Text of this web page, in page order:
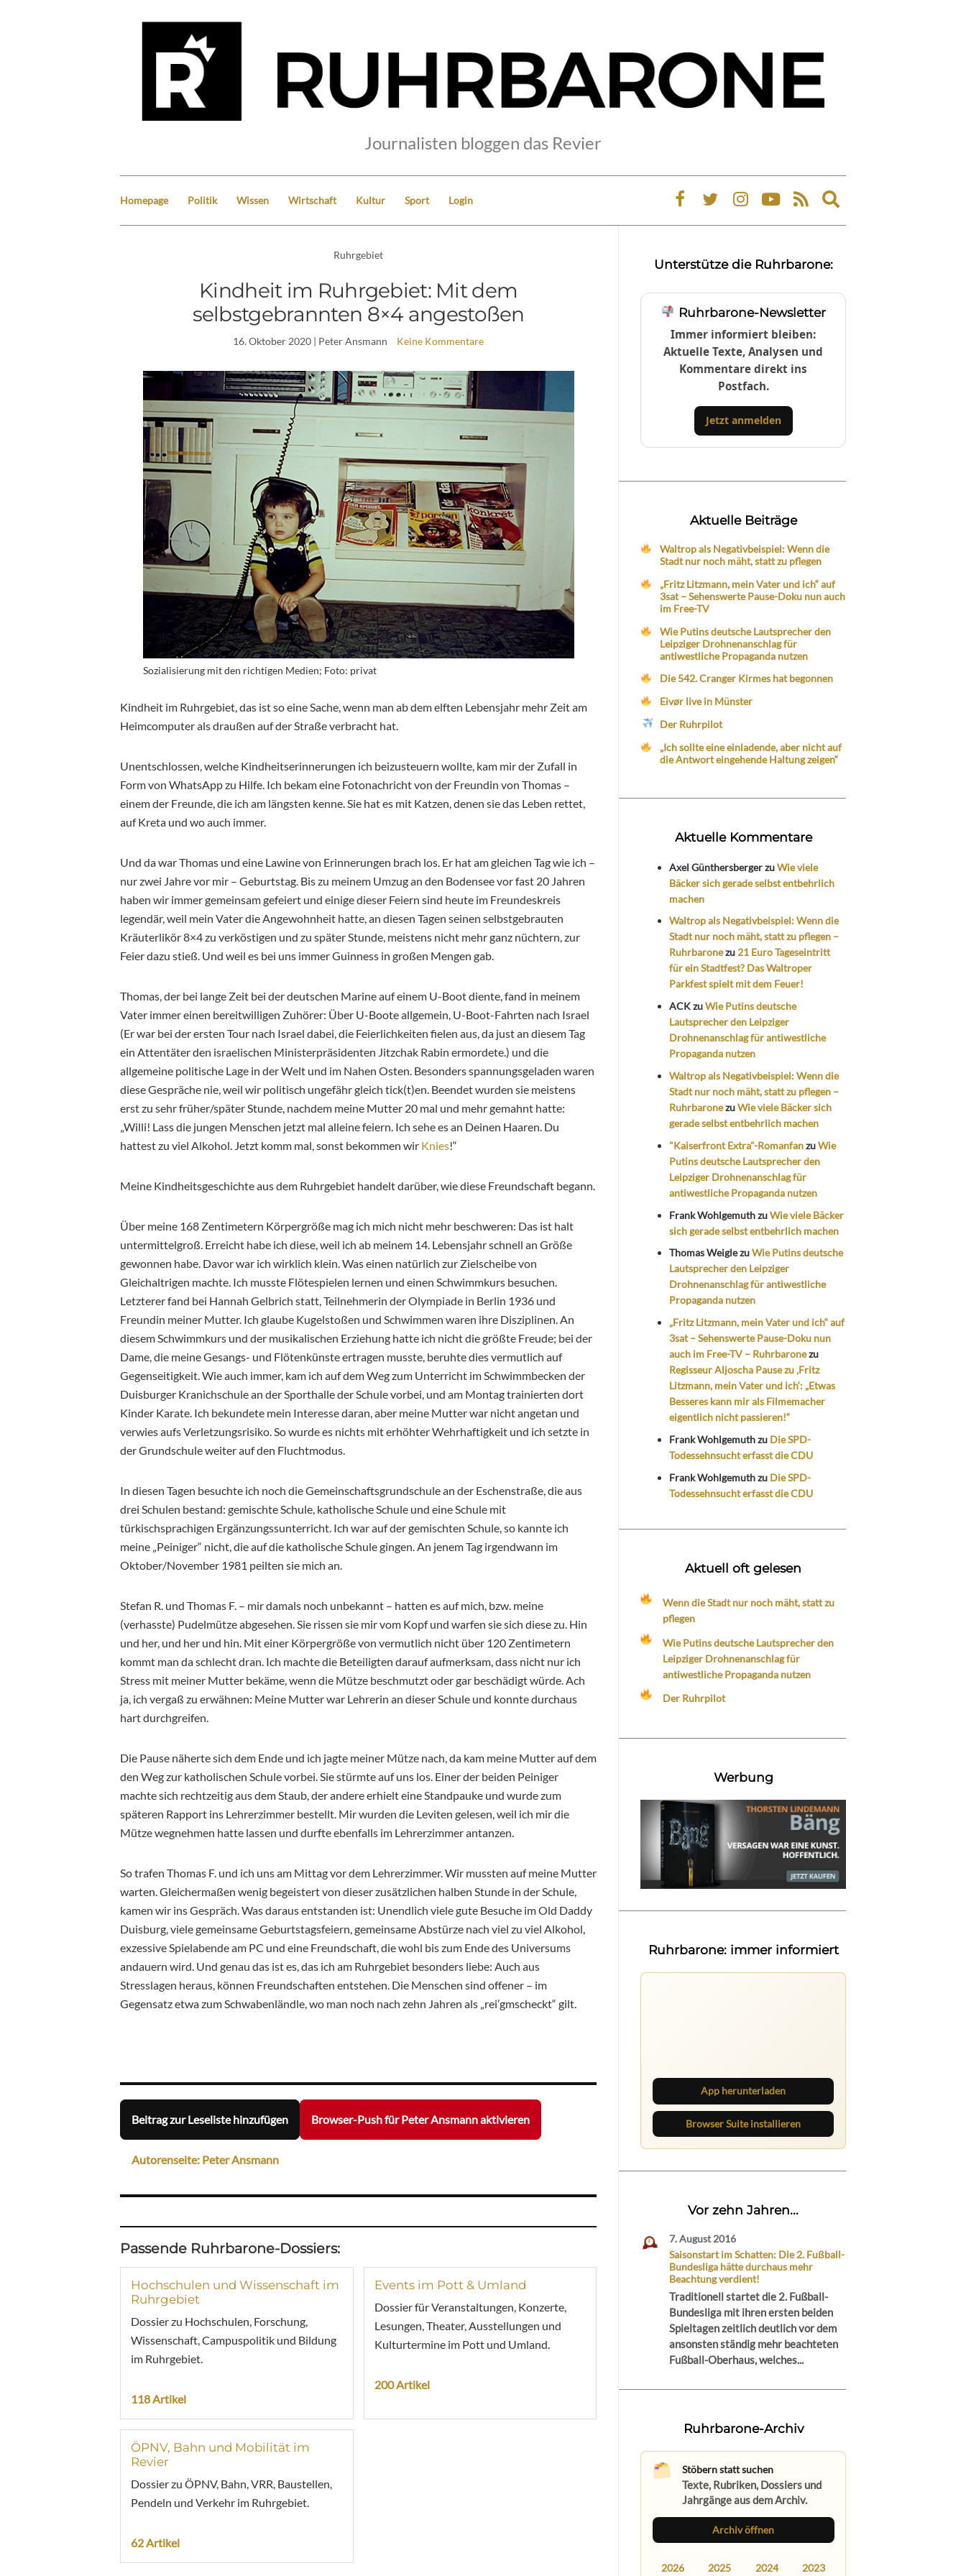
Journalisten bloggen das Revier
Homepage Politik Wissen Wirtschaft Kultur Sport Login
Expand
search
Ruhrgebiet
Kindheit im Ruhrgebiet: Mit dem
selbstgebrannten 8×4 angestoßen
16. Oktober 2020 | Peter Ansmann Keine Kommentare
Sozialisierung mit den richtigen Medien; Foto: privat
Kindheit im Ruhrgebiet, das ist so eine Sache, wenn man ab dem elften Lebensjahr mehr Zeit am
Heimcomputer als draußen auf der Straße verbracht hat.
Unentschlossen, welche Kindheitserinnerungen ich beizusteuern wollte, kam mir der Zufall in
Form von WhatsApp zu Hilfe. Ich bekam eine Fotonachricht von der Freundin von Thomas –
einem der Freunde, die ich am längsten kenne. Sie hat es mit Katzen, denen sie das Leben rettet,
auf Kreta und wo auch immer.
Und da war Thomas und eine Lawine von Erinnerungen brach los. Er hat am gleichen Tag wie ich –
nur zwei Jahre vor mir – Geburtstag. Bis zu meinem Umzug an den Bodensee vor fast 20 Jahren
haben wir immer gemeinsam gefeiert und einige dieser Feiern sind heute im Freundeskreis
legendär, weil mein Vater die Angewohnheit hatte, an diesen Tagen seinen selbstgebrauten
Kräuterlikör 8×4 zu verköstigen und zu später Stunde, meistens nicht mehr ganz nüchtern, zur
Feier dazu stieß. Und weil es bei uns immer Guinness in großen Mengen gab.
Thomas, der bei lange Zeit bei der deutschen Marine auf einem U-Boot diente, fand in meinem
Vater immer einen bereitwilligen Zuhörer: Über U-Boote allgemein, U-Boot-Fahrten nach Israel
(Er war bei der ersten Tour nach Israel dabei, die Feierlichkeiten fielen aus, da just an diesem Tag
ein Attentäter den israelischen Ministerpräsidenten Jitzchak Rabin ermordete.) und die
allgemeine politische Lage in der Welt und im Nahen Osten. Besonders spannungsgeladen waren
diese Gespräche nie, weil wir politisch ungefähr gleich tick(t)en. Beendet wurden sie meistens
erst zu sehr früher/später Stunde, nachdem meine Mutter 20 mal und mehr gemahnt hatte:
„Willi! Lass die jungen Menschen jetzt mal alleine feiern. Ich sehe es an Deinen Haaren. Du
hattest zu viel Alkohol. Jetzt komm mal, sonst bekommen wir Knies!“
Meine Kindheitsgeschichte aus dem Ruhrgebiet handelt darüber, wie diese Freundschaft begann.
Über meine 168 Zentimetern Körpergröße mag ich mich nicht mehr beschweren: Das ist halt
untermittelgroß. Erreicht habe ich diese, weil ich ab meinem 14. Lebensjahr schnell an Größe
gewonnen habe. Davor war ich wirklich klein. Was einen natürlich zur Zielscheibe von
Gleichaltrigen machte. Ich musste Flötespielen lernen und einen Schwimmkurs besuchen.
Letzterer fand bei Hannah Gelbrich statt, Teilnehmerin der Olympiade in Berlin 1936 und
Freundin meiner Mutter. Ich glaube Kugelstoßen und Schwimmen waren ihre Disziplinen. An
diesem Schwimmkurs und der musikalischen Erziehung hatte ich nicht die größte Freude; bei der
Dame, die meine Gesangs- und Flötenkünste ertragen musste, beruhte dies vermutlich auf
Gegenseitigkeit. Wie auch immer, kam ich auf dem Weg zum Unterricht im Schwimmbecken der
Duisburger Kranichschule an der Sporthalle der Schule vorbei, und am Montag trainierten dort
Kinder Karate. Ich bekundete mein Interesse daran, aber meine Mutter war nicht angetan und
verwies aufs Verletzungsrisiko. So wurde es nichts mit erhöhter Wehrhaftigkeit und ich setzte in
der Grundschule weiter auf den Fluchtmodus.
In diesen Tagen besuchte ich noch die Gemeinschaftsgrundschule an der Eschenstraße, die aus
drei Schulen bestand: gemischte Schule, katholische Schule und eine Schule mit
türkischsprachigen Ergänzungssunterricht. Ich war auf der gemischten Schule, so kannte ich
meine „Peiniger“ nicht, die auf die katholische Schule gingen. An jenem Tag irgendwann im
Oktober/November 1981 peilten sie mich an.
Stefan R. und Thomas F. – mir damals noch unbekannt – hatten es auf mich, bzw. meine
(verhasste) Pudelmütze abgesehen. Sie rissen sie mir vom Kopf und warfen sie sich diese zu. Hin
und her, und her und hin. Mit einer Körpergröße von vermutlich nicht über 120 Zentimetern
kommt man da schlecht dran. Ich machte die Beteiligten darauf aufmerksam, dass nicht nur ich
Stress mit meiner Mutter bekäme, wenn die Mütze beschmutzt oder gar beschädigt würde. Ach
ja, ich vergaß zu erwähnen: Meine Mutter war Lehrerin an dieser Schule und konnte durchaus
hart durchgreifen.
Die Pause näherte sich dem Ende und ich jagte meiner Mütze nach, da kam meine Mutter auf dem
den Weg zur katholischen Schule vorbei. Sie stürmte auf uns los. Einer der beiden Peiniger
machte sich rechtzeitig aus dem Staub, der andere erhielt eine Standpauke und wurde zum
späteren Rapport ins Lehrerzimmer bestellt. Mir wurden die Leviten gelesen, weil ich mir die
Mütze wegnehmen hatte lassen und durfte ebenfalls im Lehrerzimmer antanzen.
So trafen Thomas F. und ich uns am Mittag vor dem Lehrerzimmer. Wir mussten auf meine Mutter
warten. Gleichermaßen wenig begeistert von dieser zusätzlichen halben Stunde in der Schule,
kamen wir ins Gespräch. Was daraus entstanden ist: Unendlich viele gute Besuche im Old Daddy
Duisburg, viele gemeinsame Geburtstagsfeiern, gemeinsame Abstürze nach viel zu viel Alkohol,
exzessive Spielabende am PC und eine Freundschaft, die wohl bis zum Ende des Universums
andauern wird. Und genau das ist es, das ich am Ruhrgebiet besonders liebe: Auch aus
Stresslagen heraus, können Freundschaften entstehen. Die Menschen sind offener – im
Gegensatz etwa zum Schwabenländle, wo man noch nach zehn Jahren als „rei’gmscheckt“ gilt.
Beitrag zur Leseliste hinzufügen Browser-Push für Peter Ansmann aktivieren
Autorenseite: Peter Ansmann
Passende Ruhrbarone-Dossiers:
Hochschulen und Wissenschaft im
Ruhrgebiet
Dossier zu Hochschulen, Forschung,
Wissenschaft, Campuspolitik und Bildung
im Ruhrgebiet.
118 Artikel
Events im Pott & Umland
Dossier für Veranstaltungen, Konzerte,
Lesungen, Theater, Ausstellungen und
Kulturtermine im Pott und Umland.
200 Artikel
ÖPNV, Bahn und Mobilität im
Revier
Dossier zu ÖPNV, Bahn, VRR, Baustellen,
Pendeln und Verkehr im Ruhrgebiet.
62 Artikel
Unterstütze die Ruhrbarone:
Ruhrbarone-Newsletter
Immer informiert bleiben:
Aktuelle Texte, Analysen und
Kommentare direkt ins
Postfach.
Jetzt anmelden
Aktuelle Beiträge
Waltrop als Negativbeispiel: Wenn die
Stadt nur noch mäht, statt zu pflegen
„Fritz Litzmann, mein Vater und ich“ auf
3sat – Sehenswerte Pause-Doku nun auch
im Free-TV
Wie Putins deutsche Lautsprecher den
Leipziger Drohnenanschlag für
antiwestliche Propaganda nutzen
Die 542. Cranger Kirmes hat begonnen
Eivør live in Münster
Der Ruhrpilot
„Ich sollte eine einladende, aber nicht auf
die Antwort eingehende Haltung zeigen“
Aktuelle Kommentare
Axel GünthersbergerzuWie viele
Bäcker sich gerade selbst entbehrlich
machen
Waltrop als Negativbeispiel: Wenn die
Stadt nur noch mäht, statt zu pflegen –
Ruhrbaronezu 21 Euro Tageseintritt
für ein Stadtfest? Das Waltroper
Parkfest spielt mit dem Feuer!
ACKzuWie Putins deutsche
Lautsprecher den Leipziger
Drohnenanschlag für antiwestliche
Propaganda nutzen
Waltrop als Negativbeispiel: Wenn die
Stadt nur noch mäht, statt zu pflegen –
RuhrbaronezuWie viele Bäcker sich
gerade selbst entbehrlich machen
"Kaiserfront Extra"-RomanfanzuWie
Putins deutsche Lautsprecher den
Leipziger Drohnenanschlag für
antiwestliche Propaganda nutzen
Frank WohlgemuthzuWie viele Bäcker
sich gerade selbst entbehrlich machen
Thomas WeiglezuWie Putins deutsche
Lautsprecher den Leipziger
Drohnenanschlag für antiwestliche
Propaganda nutzen
„Fritz Litzmann, mein Vater und ich“ auf
3sat – Sehenswerte Pause-Doku nun
auch im Free-TV – Ruhrbaronezu
Regisseur Aljoscha Pause zu ‚Fritz
Litzmann, mein Vater und ich‘: „Etwas
Besseres kann mir als Filmemacher
eigentlich nicht passieren!“
Frank Wohlgemuthzu Die SPD-
Todessehnsucht erfasst die CDU
Frank Wohlgemuthzu Die SPD-
Todessehnsucht erfasst die CDU
Aktuell oft gelesen
Wenn die Stadt nur noch mäht, statt zu
pflegen
Wie Putins deutsche Lautsprecher den
Leipziger Drohnenanschlag für
antiwestliche Propaganda nutzen
Der Ruhrpilot
Werbung
Ruhrbarone: immer informiert
App herunterladen
Browser Suite installieren
Vor zehn Jahren...
7. August 2016
Saisonstart im Schatten: Die 2. Fußball-
Bundesliga hätte durchaus mehr
Beachtung verdient!
Traditionell startet die 2. Fußball-
Bundesliga mit ihren ersten beiden
Spieltagen zeitlich deutlich vor dem
ansonsten ständig mehr beachteten
Fußball-Oberhaus, welches...
Ruhrbarone-Archiv
Stöbern statt suchen
Texte, Rubriken, Dossiers und
Jahrgänge aus dem Archiv.
Archiv öffnen
2026 2025 2024 2023